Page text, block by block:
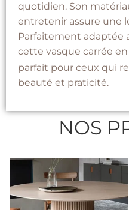
quotidien. Son
entretenir assure une
Parfaitement adaptée
cette vasque carrée en
parfait pour ceux qui
beauté et praticité.
NOS